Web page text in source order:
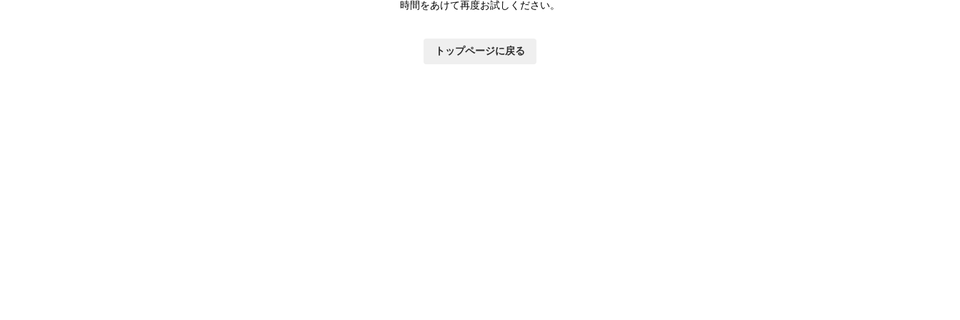
時間をあけて再度お試しください。
トップページに戻る